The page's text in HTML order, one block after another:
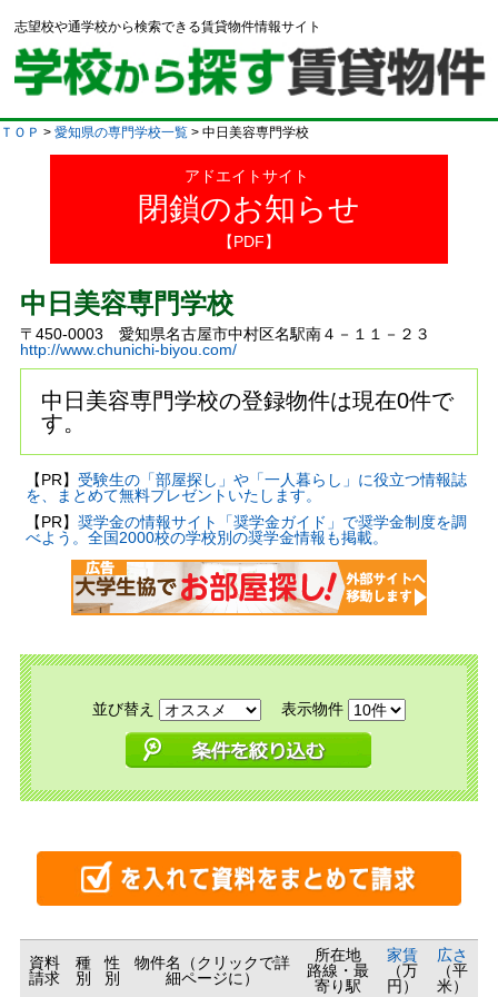
志望校や通学校から検索できる賃貸物件情報サイト
ＴＯＰ > 愛知県の専門学校一覧 > 中日美容専門学校
アドエイトサイト
閉鎖のお知らせ
【PDF】
中日美容専門学校
〒450-0003 愛知県名古屋市中村区名駅南４－１１－２３
http://www.chunichi-biyou.com/
中日美容専門学校の登録物件は現在0件で
す。
【PR】 受験生の「部屋探し」や「一人暮らし」に役立つ情報誌
を、まとめて無料プレゼントいたします。
【PR】 奨学金の情報サイト「奨学金ガイド」で奨学金制度を調
べよう。全国2000校の学校別の奨学金情報も掲載。
並び替え 表示物件
資料
請求
種
別
性
別
物件名（クリックで詳
細ページに）
所在地
路線・最
寄り駅
家賃
（万
円）
広さ
（平
米）